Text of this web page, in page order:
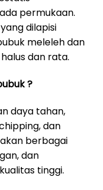
permukaan.
dilapisi
meleleh dan
dan rata.
?
daya tahan,
dan
berbagai
dan
tinggi.